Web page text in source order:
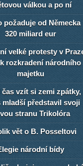
válkou a po ní
požaduje od Německa
320 miliard eur
velké protesty v
rozkradení národního
majetku
čas vzít si zemi zpátky,
mladší představil svoji
stranu Trikolóra
vět o B. Posseltovi
národní bídy